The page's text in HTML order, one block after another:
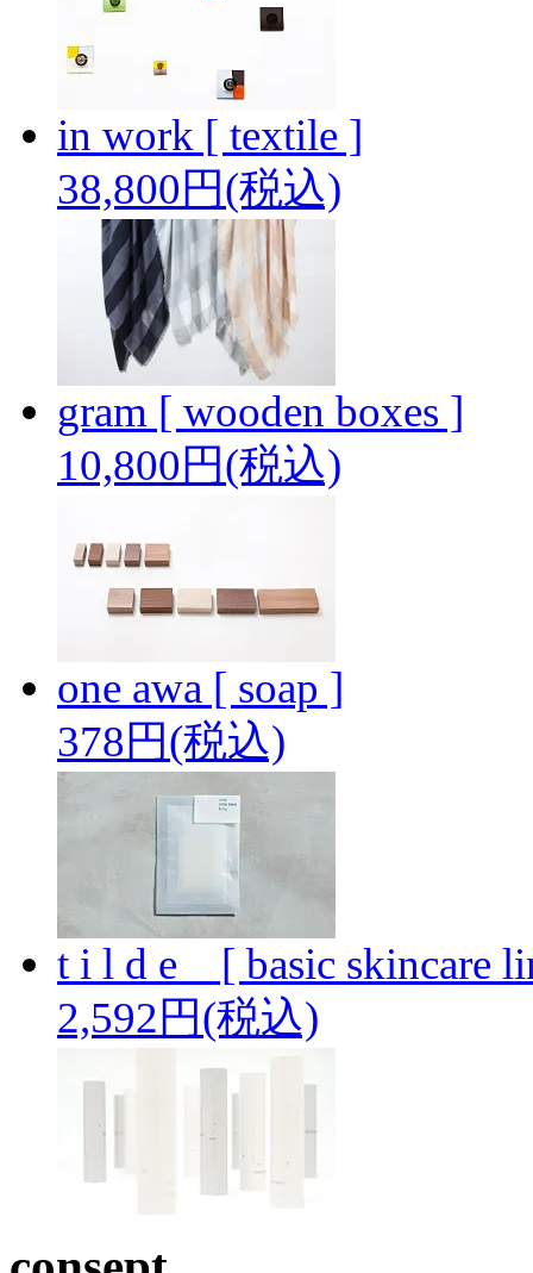
in work [ textile ]
38,800円(税込)
gram [ wooden boxes ]
10,800円(税込)
one awa [ soap ]
378円(税込)
t i l d e _ [ basic skincare
2,592円(税込)